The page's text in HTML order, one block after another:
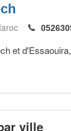
et
ville